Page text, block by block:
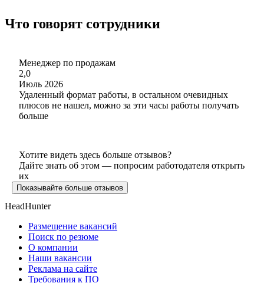
Что говорят сотрудники
Менеджер по продажам
2,0
Июль 2026
Удаленный формат работы, в остальном очевидных
плюсов не нашел, можно за эти часы работы получать
больше
Хотите видеть здесь больше отзывов?
Дайте знать об этом — попросим работодателя открыть
их
Показывайте больше отзывов
HeadHunter
Размещение вакансий
Поиск по резюме
О компании
Наши вакансии
Реклама на сайте
Требования к ПО